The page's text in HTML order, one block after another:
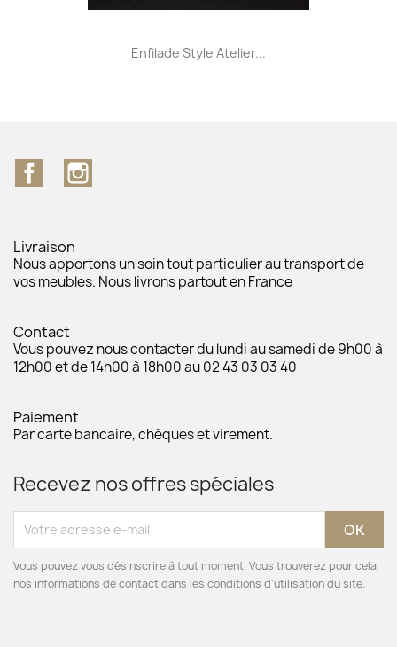
Enfilade Style Atelier...
Facebook
Livraison
Nous apportons un soin tout particulier au transport de
vos meubles. Nous livrons partout en France
Contact
Vous pouvez nous contacter du lundi au samedi de 9h00 à
12h00 et de 14h00 à 18h00 au 02 43 03 03 40
Paiement
Par carte bancaire, chèques et virement.
Recevez nos offres spéciales
Vous pouvez vous désinscrire à tout moment. Vous trouverez pour cela
nos informations de contact dans les conditions d'utilisation du site.